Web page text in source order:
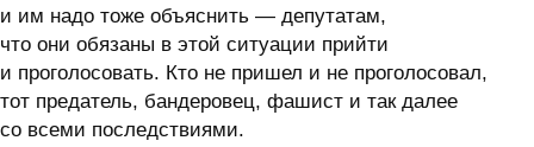
и им надо тоже объяснить — депутатам,
что они обязаны в этой ситуации прийти
и проголосовать. Кто не пришел и не проголосовал,
тот предатель, бандеровец, фашист и так далее
со всеми последствиями.